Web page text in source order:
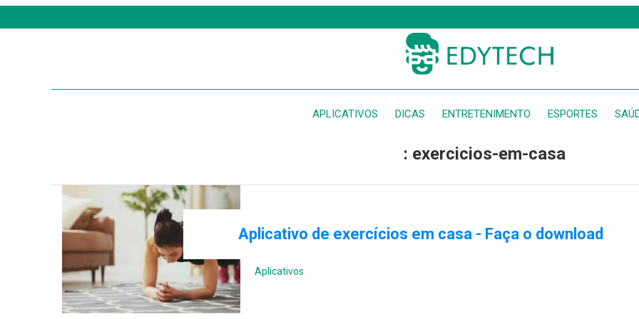
APLICATIVOS DICAS ENTRETENIMENTO ESPORTES
: exercicios-em-casa
Aplicativo de exercícios em casa - Faça o download
Aplicativos